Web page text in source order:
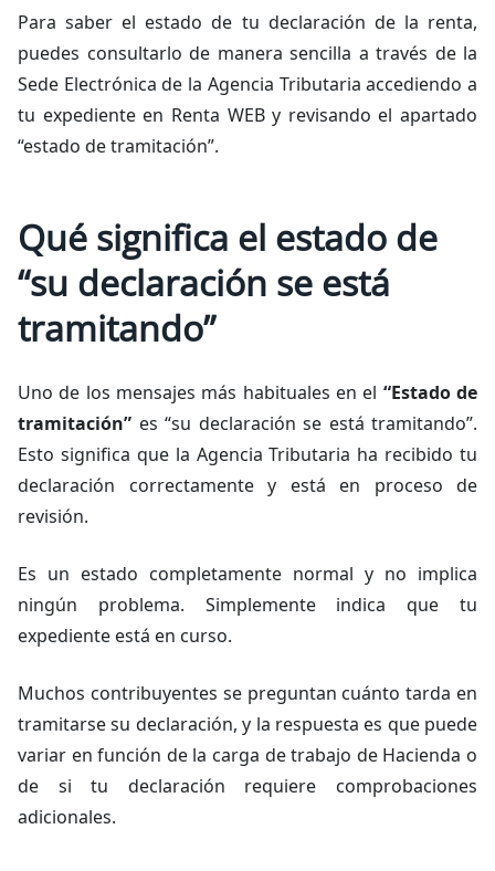
Para saber el estado de tu declaración de la renta,
puedes consultarlo de manera sencilla a través de la
Sede Electrónica de la Agencia Tributaria accediendo a
tu expediente en Renta WEB y revisando el apartado
“estado de tramitación”.
Qué significa el estado de
“su declaración se está
tramitando”
Uno de los mensajes más habituales en el “Estado de
tramitación” es “su declaración se está tramitando”.
Esto significa que la Agencia Tributaria ha recibido tu
declaración correctamente y está en proceso de
revisión.
Es un estado completamente normal y no implica
ningún problema. Simplemente indica que tu
expediente está en curso.
Muchos contribuyentes se preguntan cuánto tarda en
tramitarse su declaración, y la respuesta es que puede
variar en función de la carga de trabajo de Hacienda o
de si tu declaración requiere comprobaciones
adicionales.